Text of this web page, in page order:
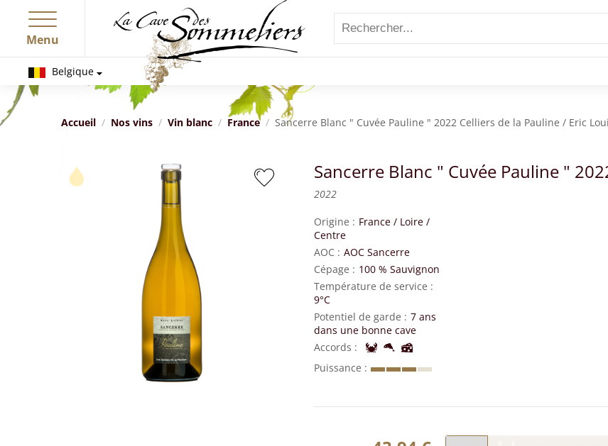
Menu
Belgique
Accueil Nos vins Vin blanc France Sancerre Blanc " Cuvée Pauline " 2022 Celliers de la Pauline / Eric
Sancerre Blanc " Cuvée Pauline "
2022
Origine France / Loire /
Centre
AOC
AOC Sancerre
Cépage
100 % Sauvignon
Température de service
9°C
Potentiel de garde
7 ans
dans une bonne cave
Accords
Puissance